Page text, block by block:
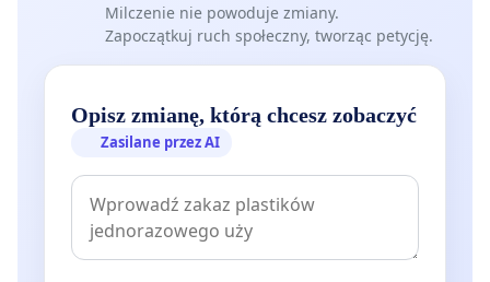
Milczenie nie powoduje zmiany.
Zapoczątkuj ruch społeczny, tworząc petycję.
Opisz zmianę, którą chcesz zobaczyć
Zasilane przez AI